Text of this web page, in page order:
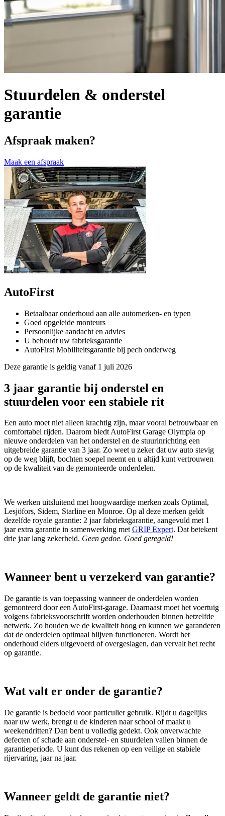
Stuurdelen & onderstel
garantie
Afspraak maken?
Maak een afspraak
AutoFirst
Betaalbaar onderhoud aan alle automerken- en typen
Goed opgeleide monteurs
Persoonlijke aandacht en advies
U behoudt uw fabrieksgarantie
AutoFirst Mobiliteitsgarantie bij pech onderweg
Deze garantie is geldig vanaf 1 juli 2026
3 jaar garantie bij onderstel en
stuurdelen voor een stabiele rit
Een auto moet niet alleen krachtig zijn, maar vooral betrouwbaar en
comfortabel rijden. Daarom biedt AutoFirst Garage Olympia op
nieuwe onderdelen van het onderstel en de stuurinrichting een
uitgebreide garantie van 3 jaar. Zo weet u zeker dat uw auto stevig
op de weg blijft, bochten soepel neemt en u altijd kunt vertrouwen
op de kwaliteit van de gemonteerde onderdelen.
We werken uitsluitend met hoogwaardige merken zoals Optimal,
Lesjöfors, Sidem, Starline en Monroe. Op al deze merken geldt
dezelfde royale garantie: 2 jaar fabrieksgarantie, aangevuld met 1
jaar extra garantie in samenwerking metGRIP Expert. Dat betekent
drie jaar lang zekerheid. Geen gedoe. Goed geregeld!
Wanneer bent u verzekerd van garantie?
De garantie is van toepassing wanneer de onderdelen worden
gemonteerd door een AutoFirst‑garage. Daarnaast moet het voertuig
volgens fabrieksvoorschrift worden onderhouden binnen hetzelfde
netwerk. Zo houden we de kwaliteit hoog en kunnen we garanderen
dat de onderdelen optimaal blijven functioneren. Wordt het
onderhoud elders uitgevoerd of overgeslagen, dan vervalt het recht
op garantie.
Wat valt er onder de garantie?
De garantie is bedoeld voor particulier gebruik. Rijdt u dagelijks
naar uw werk, brengt u de kinderen naar school of maakt u
weekendritten? Dan bent u volledig gedekt. Ook onverwachte
defecten of schade aan onderstel- en stuurdelen vallen binnen de
garantieperiode. U kunt dus rekenen op een veilige en stabiele
rijervaring, jaar na jaar.
Wanneer geldt de garantie niet?